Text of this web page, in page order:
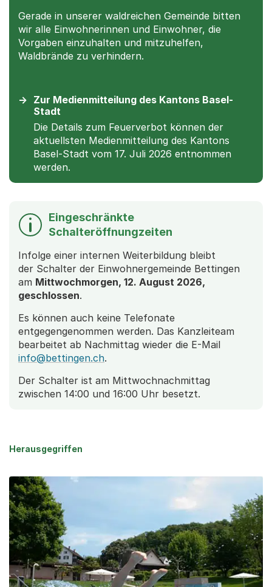
Gerade in unserer waldreichen Gemeinde bitten
wir alle Einwohnerinnen und Einwohner, die
Vorgaben einzuhalten und mitzuhelfen,
Waldbrände zu verhindern.
Zur Medienmitteilung des Kantons Basel-
Stadt
Die Details zum Feuerverbot können der
aktuellsten Medienmitteilung des Kantons
Basel-Stadt vom 17. Juli 2026 entnommen
werden.
Eingeschränkte
Schalteröffnungzeiten
Infolge einer internen Weiterbildung bleibt
der Schalter der Einwohnergemeinde Bettingen
am Mittwochmorgen, 12. August 2026,
geschlossen.
Es können auch keine Telefonate
entgegengenommen werden. Das Kanzleiteam
bearbeitet ab Nachmittag wieder die E-Mail
info@bettingen.ch.
Der Schalter ist am Mittwochnachmittag
zwischen 14:00 und 16:00 Uhr besetzt.
Herausgegriffen